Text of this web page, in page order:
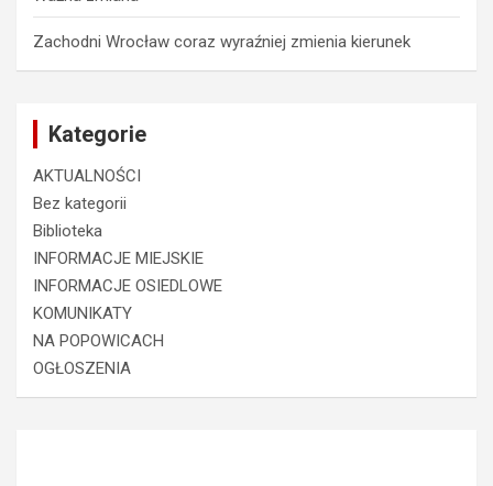
Zachodni Wrocław coraz wyraźniej zmienia kierunek
Kategorie
AKTUALNOŚCI
Bez kategorii
Biblioteka
INFORMACJE MIEJSKIE
INFORMACJE OSIEDLOWE
KOMUNIKATY
NA POPOWICACH
OGŁOSZENIA